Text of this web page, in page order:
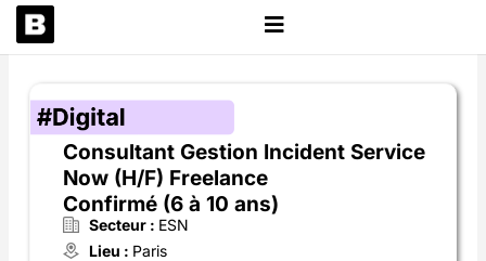
Aller
au
Consultant Gestion Incident Service
Now (H/F) Freelance
Confirmé (6 à 10 ans)
Secteur : ESN
Lieu : Paris